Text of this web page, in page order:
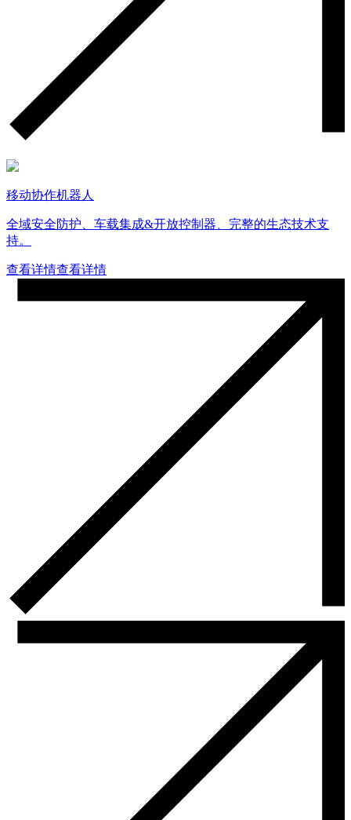
移动协作机器人
全域安全防护、车载集成&开放控制器、完整的生态技术支
持。
查看详情查看详情